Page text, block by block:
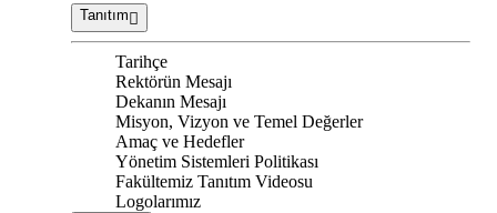
Tanıtım
Tarihçe
Rektörün Mesajı
Dekanın Mesajı
Misyon, Vizyon ve Temel Değerler
Amaç ve Hedefler
Yönetim Sistemleri Politikası
Fakültemiz Tanıtım Videosu
Logolarımız